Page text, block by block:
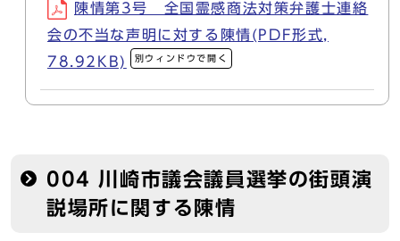
陳情第3号 全国霊感商法対策弁護士連絡
会の不当な声明に対する陳情(PDF形式,
78.92KB)
別ウィンドウで開く
004 川崎市議会議員選挙の街頭演
説場所に関する陳情